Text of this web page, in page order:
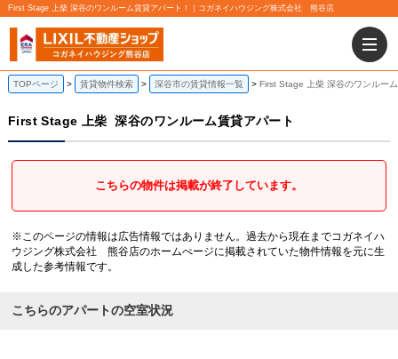
First Stage 上柴 深谷のワンルーム賃貸アパート！｜コガネイハウジング株式会社 熊谷店
TOPページ 賃貸物件検索 深谷市の賃貸情報一覧 First Stage 上柴 深谷のワンルー
First Stage 上柴 深谷のワンルーム賃貸アパート
こちらの物件は掲載が終了しています。
※このページの情報は広告情報ではありません。過去から現在までコガネイハ
ウジング株式会社 熊谷店のホームぺージに掲載されていた物件情報を元に生
成した参考情報です。
こちらのアパートの空室状況